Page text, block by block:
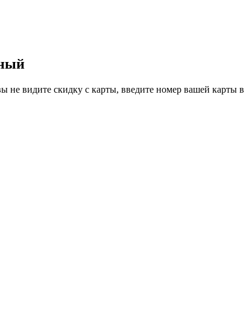
не видите скидку с карты, введите номер вашей карты в